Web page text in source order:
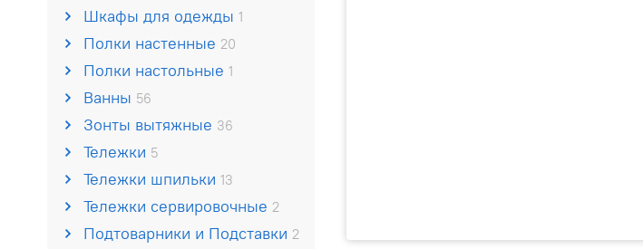
Шкафы для одежды 1
Полки настенные 20
Полки настольные 1
Ванны 56
Зонты вытяжные 36
Тележки 5
Тележки шпильки 13
Тележки сервировочные 2
Подтоварники и Подставки 2